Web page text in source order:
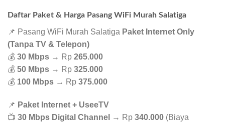
Daftar Paket & Harga Pasang WiFi Murah Salatiga
📌 Pasang WiFi Murah Salatiga Paket Internet Only
(Tanpa TV & Telepon)
💰 30 Mbps → Rp 265.000
💰 50 Mbps → Rp 325.000
💰 100 Mbps → Rp 375.000
📌 Paket Internet + UseeTV
📺 30 Mbps Digital Channel → Rp 340.000 (Biaya